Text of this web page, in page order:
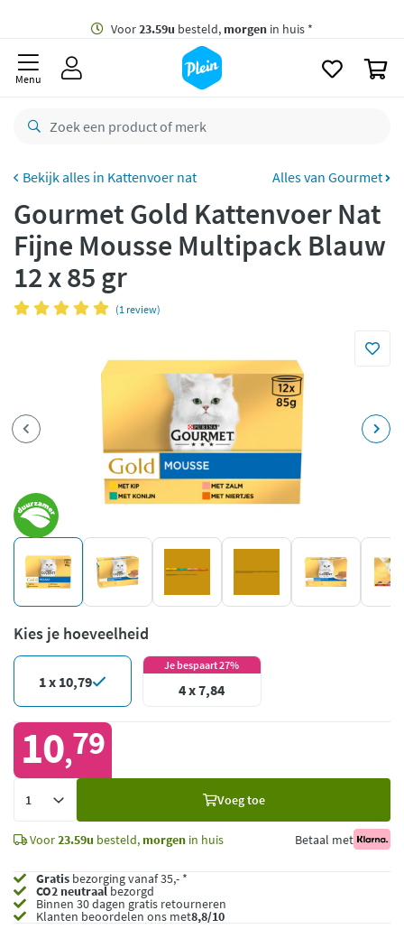
besteld,
retourneren
CO2 neutraal
Betaal met Klarna
Menu
Kattenvoer nat Alles van Gourmet
Gourmet Gold Kattenvoer Nat
Fijne Mousse Multipack Blauw
12 x 85 gr
(1 review)
Kies je hoeveelheid
1 x 10,79
Je bespaart 27%
4 x 7,84
10,79
Voeg toe
Voor23.59u besteld, morgen in huis Betaal met
Gratis bezorging vanaf 35,- *
CO2 neutraalbezorgd
Binnen 30 dagen gratis retourneren
Klanten beoordelen ons met8,8/10